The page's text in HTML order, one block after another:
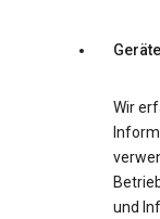
Wir
und